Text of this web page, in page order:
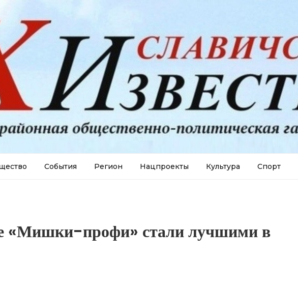
События Регион Нацпроекты Культура Спорт
«Мишки-профи» стали лучшими в